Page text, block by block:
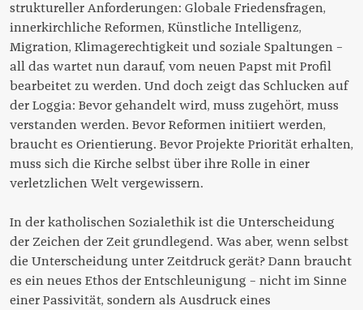
struktureller Anforderungen: Globale Friedensfragen,
innerkirchliche Reformen, Künstliche Intelligenz,
Migration, Klimagerechtigkeit und soziale Spaltungen –
all das wartet nun darauf, vom neuen Papst mit Profil
bearbeitet zu werden. Und doch zeigt das Schlucken auf
der Loggia: Bevor gehandelt wird, muss zugehört, muss
verstanden werden. Bevor Reformen initiiert werden,
braucht es Orientierung. Bevor Projekte Priorität erhalten,
muss sich die Kirche selbst über ihre Rolle in einer
verletzlichen Welt vergewissern.
In der katholischen Sozialethik ist die Unterscheidung
der Zeichen der Zeit grundlegend. Was aber, wenn selbst
die Unterscheidung unter Zeitdruck gerät? Dann braucht
es ein neues Ethos der Entschleunigung – nicht im Sinne
einer Passivität, sondern als Ausdruck eines